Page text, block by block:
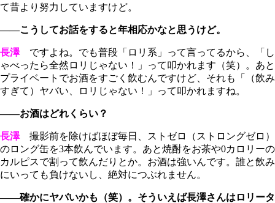
て昔より努力していますけど。
――こうしてお話をすると年相応かなと思うけど。
長澤ですよね。でも普段「ロリ系」って言ってるから、「し
ゃべったら全然ロリじゃない！」って叩かれます（笑）。あと
プライベートでお酒をすごく飲むんですけど、それも「（飲み
すぎて）ヤバい、ロリじゃない！」って叩かれますね。
――お酒はどれくらい？
長澤撮影前を除けばほぼ毎日、ストゼロ（ストロングゼロ）
のロング缶を3本飲んでいます。あと焼酎をお茶や0カロリーの
カルピスで割って飲んだりとか。お酒は強いんです。誰と飲み
にいっても負けないし、絶対につぶれません。
――確かにヤバいかも（笑）。そういえば長澤さんはロリータ